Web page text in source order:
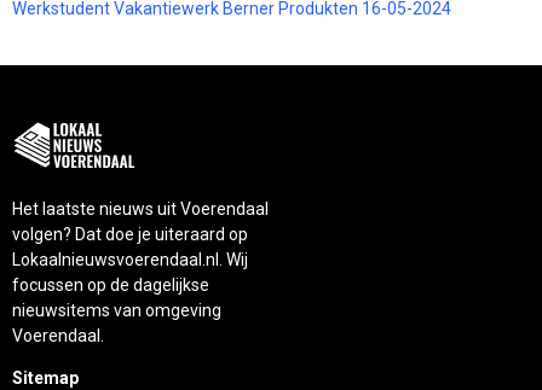
Werkstudent Vakantiewerk Berner Produkten 16-05-2024
Het laatste nieuws uit Voerendaal
volgen? Dat doe je uiteraard op
Lokaalnieuwsvoerendaal.nl. Wij
focussen op de dagelijkse
nieuwsitems van omgeving
Voerendaal.
Sitemap